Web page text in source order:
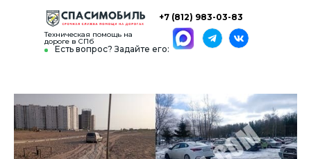
Есть вопрос? Задайте его:
+7 (812) 983-03-83
Техническая помощь на
дороге в СПб